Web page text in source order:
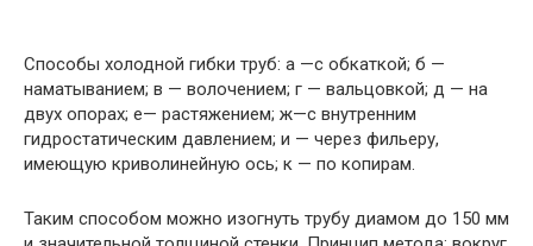
Способы холодной гибки труб: а —с обкаткой; б —
наматыванием; в — волочением; г — вальцовкой; д — на
двух опорах; е— растяжением; ж—с внут­ренним
гидростатическим давлением; и — через фильеру,
имеющую криволинейную ось; к — по копирам.
Таким способом можно изогнуть трубу диамом до 150 мм